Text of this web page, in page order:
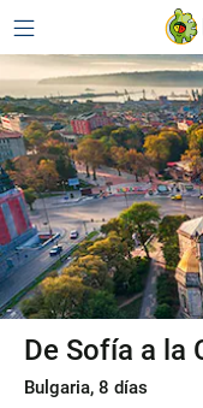
De Sofía a la
Bulgaria, 8 días